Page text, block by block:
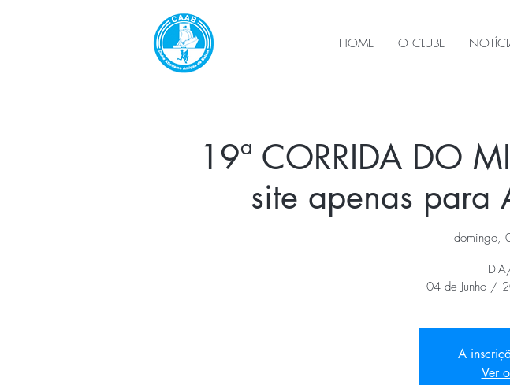
HOME O CLUBE
19ª CORRIDA DO
site apenas para
domingo,
04 de Junho /
A
Ver